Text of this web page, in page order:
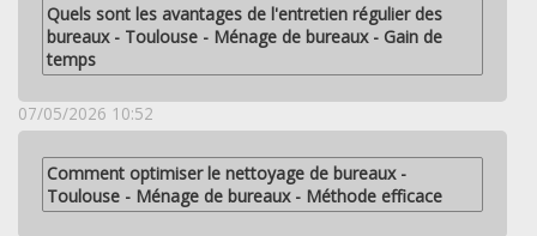
Quels sont les avantages de l'entretien régulier des
bureaux - Toulouse - Ménage de bureaux - Gain de
temps
07/05/2026 10:52
Comment optimiser le nettoyage de bureaux -
Toulouse - Ménage de bureaux - Méthode efficace